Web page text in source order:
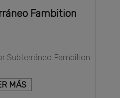
Fambition
Subterráneo Fambition
MÁS